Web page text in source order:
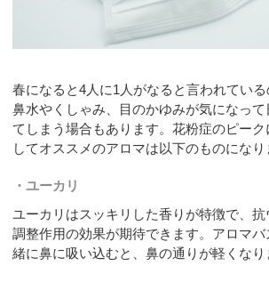
春になると4人に1人がなると言われている
鼻水やくしゃみ、目のかゆみが気になっ
てしまう場合もあります。花粉症のピーク
してオススメのアロマは以下のものになり
ユーカリ
ユーカリはスッキリした香りが特徴で、
調整作用の効果が期待できます。アロマ
緒に鼻に吸い込むと、鼻の通りが軽くなり